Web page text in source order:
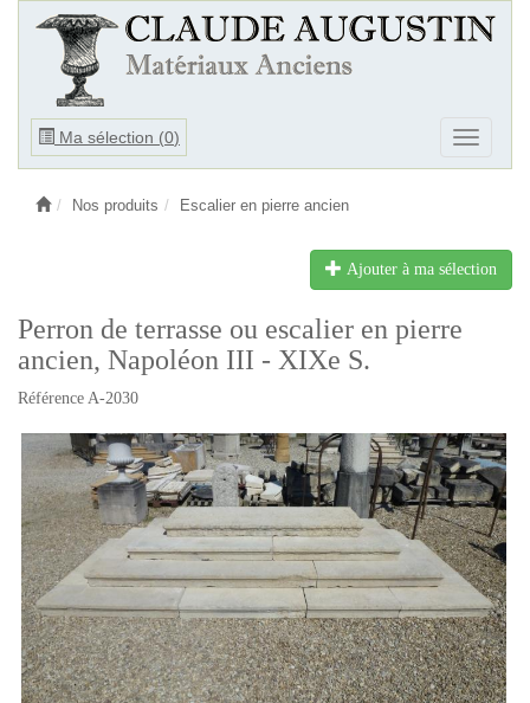
Ma sélection (0)
Ouvrir
Ouvrir
le
Nos produits Escalier en pierre ancien
Ajouter à ma sélection
Perron de terrasse ou escalier en pierre
ancien, Napoléon III - XIXe S.
Référence A-2030